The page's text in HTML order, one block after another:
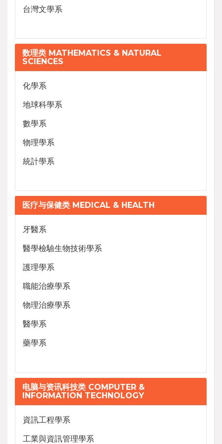
台灣文學系
数理类 MATHEMATICS & NATURAL
SCIENCES
化學系
地球科學系
數學系
物理學系
統計學系
医疗与保健类 MEDICAL & HEALTH
牙醫系
醫學檢驗生物技術學系
護理學系
職能治療學系
物理治療學系
醫學系
藥學系
电脑与资讯科技类 COMPUTER &
INFORMATION TECHNOLOGY
資訊工程學系
工業與資訊管理學系